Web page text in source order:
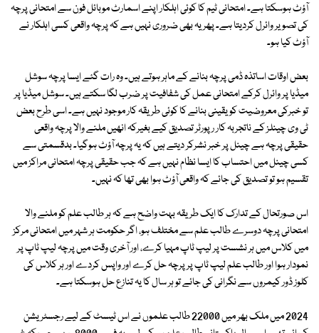
آؤٹ ہوسکتا ہے۔ امتحانی ٹیم کا کوئی اہلکار اپنے اسمارٹ موبائل فون سے امتحانی پرچہ
کی تصویر وائرل کردیتا ہے۔ پھر یہ بھی ضروری نہیں ہے کہ پرچہ واقعی کسی اہلکار نے
آؤٹ کیا ہو۔
بعض اوقات اساتذہ ڈمی پرچہ بنانے کے ماہر ہوتے ہیں۔ وہ رات گئے ایسا پرچہ سوشل
میڈیا پر وائرل کرکے امتحانی عمل کی شفافیت پر ضرب لگا سکتے ہیں۔ سوشل میڈیا پر
تو خبرکی معروضیت کو یقینی بنانے کا کوئی طریقہ کار موجود نہیں ہے۔ اسی طرح بعض
ٹی وی چینلز کے ناتجربہ کار رپورٹر تصدیق کیے بغیرکہ انھیں ملنے والا پرچہ واقعی
حقیقی پرچہ ہے چینل پر خبر نشرکر دیتے ہیں کہ یہ پرچہ آؤٹ ہوگیا۔ بدقسمتی سے
کسی چینل میں احتساب کا ایسا نظام نہیں ہے کہ جب حقیقی پرچہ امتحانی مراکز میں
تقسیم ہو تو تصدیق کی جائے کہ واقعی آؤٹ ہوا بھی تھا کہ نہیں۔
اس صورتحال کے تدارک کا ایک طریقہ بہت واضح ہے کہ ہر طالب علم کو ملنے والا
امتحانی پرچہ دوسرے طالب علم سے مختلف ہو، اگر حکومت ہر شہر میں امتحانی مرکز
میں کلاس میں ہر نشست پر لیپ ٹاپ مہیا کرے، اور آخری وقت میں پرچہ لیپ ٹاپ پر
نمودار ہوا اور طالب علم لیپ ٹاپ پر پرچہ حل کرے اور واپس کردے اور ہر کلاس کی
کلوز ڈور کیمروں سے نگرانی کی جائے تو ہر سال کا یہ تنازع حل ہوسکتا ہے۔
2024 میں ملک بھر میں 22000 طالب علموں نے اس ٹیسٹ کے لیے رجسٹریشن